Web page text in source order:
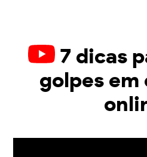
7 dicas
golpes em